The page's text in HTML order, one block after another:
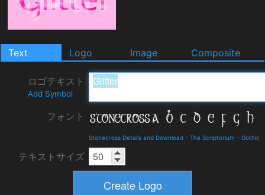
Text Logo Image Composite
ロゴテキスト
Add Symbol
フォント
Stonecross Details and Download - The Scriptorium - Gothic
テキストサイズ